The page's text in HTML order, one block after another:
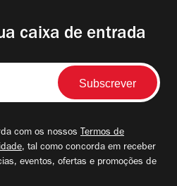
caixa de entrada
com os nossos Termos de
, tal como concorda em receber
eventos, ofertas e promoções de